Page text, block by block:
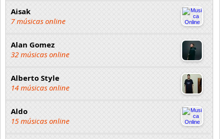
Aisak
7 músicas online
Alan Gomez
32 músicas online
Alberto Style
14 músicas online
Aldo
15 músicas online